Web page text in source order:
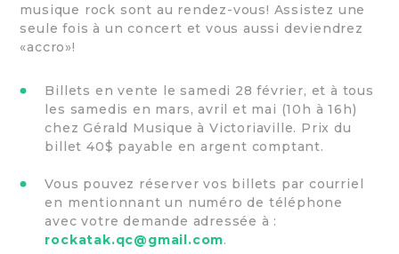
musique rock sont au rendez-vous! Assistez une
seule fois à un concert et vous aussi deviendrez
«accro»!
Billets en vente le samedi 28 février, et à tous
les samedis en mars, avril et mai (10h à 16h)
chez Gérald Musique à Victoriaville. Prix du
billet 40$ payable en argent comptant.
Vous pouvez réserver vos billets par courriel
en mentionnant un numéro de téléphone
avec votre demande adressée à :
rockatak.qc@gmail.com.